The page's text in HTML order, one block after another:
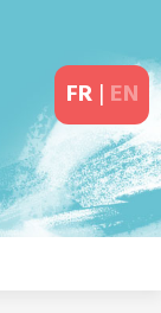
FR| EN